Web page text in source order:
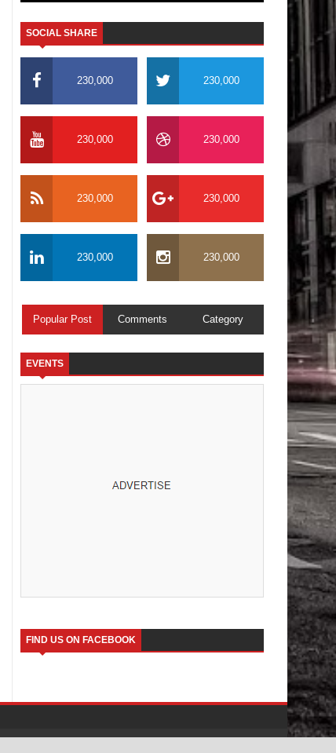
SOCIAL SHARE
230,000 230,000
230,000 230,000
230,000 230,000
230,000 230,000
Popular Post Comments Category
EVENTS
FIND US ON FACEBOOK